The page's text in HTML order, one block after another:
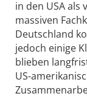
in den USA als
massiven
Deutschland
jedoch einige
blieben
US-